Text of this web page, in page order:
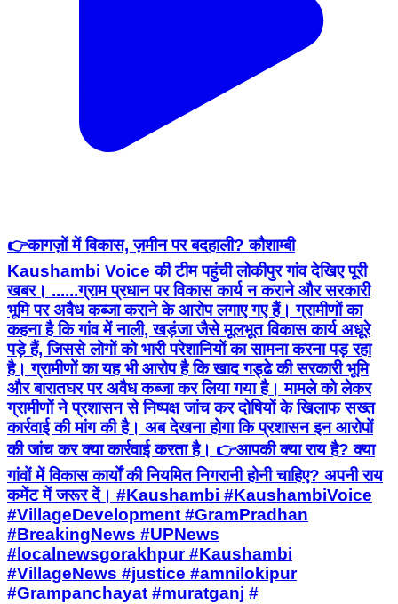
👉कागज़ों में विकास, ज़मीन पर बदहाली? कौशाम्बी
Kaushambi Voice की टीम पहुंची लोकीपुर गांव देखिए पूरी
खबर। ......ग्राम प्रधान पर विकास कार्य न कराने और सरकारी
भूमि पर अवैध कब्जा कराने के आरोप लगाए गए हैं। ग्रामीणों का
कहना है कि गांव में नाली, खड़ंजा जैसे मूलभूत विकास कार्य अधूरे
पड़े हैं, जिससे लोगों को भारी परेशानियों का सामना करना पड़ रहा
है। ग्रामीणों का यह भी आरोप है कि खाद गड्ढे की सरकारी भूमि
और बारातघर पर अवैध कब्जा कर लिया गया है। मामले को लेकर
ग्रामीणों ने प्रशासन से निष्पक्ष जांच कर दोषियों के खिलाफ सख्त
कार्रवाई की मांग की है। अब देखना होगा कि प्रशासन इन आरोपों
की जांच कर क्या कार्रवाई करता है। 👉आपकी क्या राय है? क्या
गांवों में विकास कार्यों की नियमित निगरानी होनी चाहिए? अपनी राय
कमेंट में जरूर दें। #Kaushambi #KaushambiVoice
#VillageDevelopment #GramPradhan
#BreakingNews #UPNews
#localnewsgorakhpur #Kaushambi
#VillageNews #justice #amnilokipur
#Grampanchayat #muratganj #